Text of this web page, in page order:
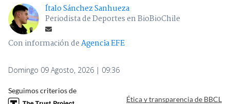
Ítalo Sánchez Sanhueza
Periodista de Deportes en BioBioChile
Con información deAgencia EFE
Domingo 09 Agosto, 2026 | 09:36
Seguimos criterios de
Ética y transparencia de BBCL